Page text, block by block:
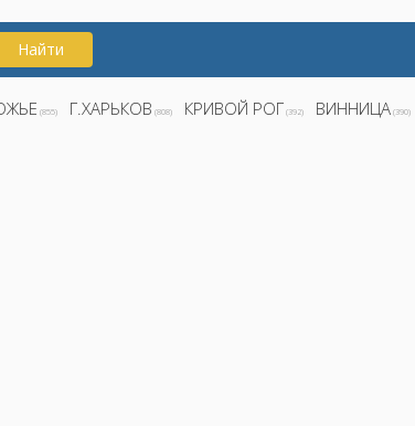
Найти
(855) Г.ХАРЬКОВ (808) КРИВОЙ РОГ (392) ВИННИЦА (390)